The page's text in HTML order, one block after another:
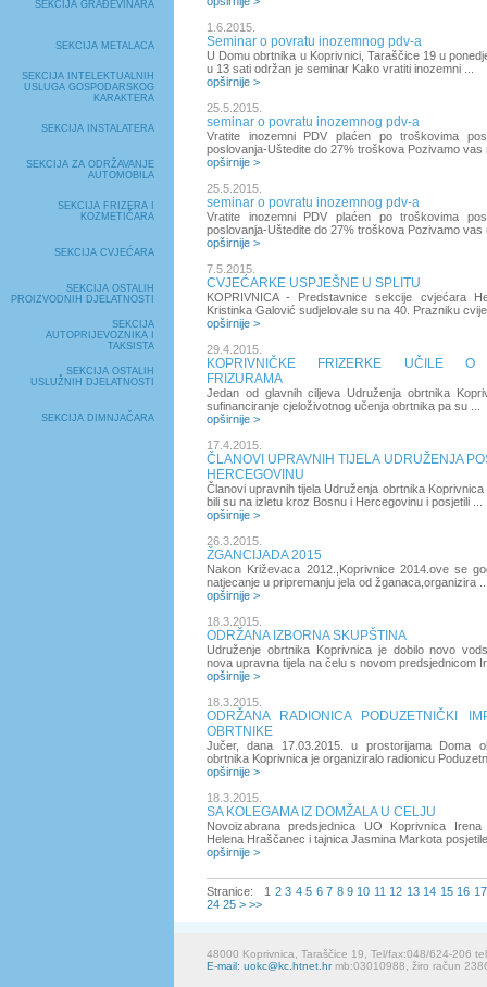
SEKCIJA GRAĐEVINARA
SEKCIJA METALACA
SEKCIJA INTELEKTUALNIH
USLUGA GOSPODARSKOG
KARAKTERA
SEKCIJA INSTALATERA
SEKCIJA ZA ODRŽAVANJE
AUTOMOBILA
SEKCIJA FRIZERA I
KOZMETIČARA
SEKCIJA CVJEĆARA
SEKCIJA OSTALIH
PROIZVODNIH DJELATNOSTI
SEKCIJA
AUTOPRIJEVOZNIKA I
TAKSISTA
SEKCIJA OSTALIH
USLUŽNIH DJELATNOSTI
SEKCIJA DIMNJAČARA
1.6.2015.
Seminar o povratu inozemnog pdv-a
U Domu obrtnika u Koprivnici, Taraščice 19 u
u 13 sati održan je seminar Kako vratiti inozemni ...
opširnije >
25.5.2015.
seminar o povratu inozemnog pdv-a
Vratite inozemni PDV plaćen po troškovima
poslovanja-Uštedite do 27% troškova Pozivamo vas
opširnije >
25.5.2015.
seminar o povratu inozemnog pdv-a
Vratite inozemni PDV plaćen po troškovima
poslovanja-Uštedite do 27% troškova Pozivamo vas
opširnije >
7.5.2015.
CVJEĆARKE USPJEŠNE U SPLITU
KOPRIVNICA - Predstavnice sekcije cvjećara
Kristinka Galović sudjelovale su na 40. Prazniku
opširnije >
29.4.2015.
KOPRIVNIČKE FRIZERKE UČILE O
FRIZURAMA
Jedan od glavnih ciljeva Udruženja obrtnika
sufinanciranje cjeloživotnog učenja obrtnika pa su ...
opširnije >
17.4.2015.
ČLANOVI UPRAVNIH TIJELA UDRUŽENJA
HERCEGOVINU
Članovi upravnih tijela Udruženja obrtnika
bili su na izletu kroz Bosnu i Hercegovinu i posjetili ...
opširnije >
26.3.2015.
ŽGANCIJADA 2015
Nakon Križevaca 2012.,Koprivnice 2014.ove se
natjecanje u pripremanju jela od žganaca,organizira
opširnije >
18.3.2015.
ODRŽANA IZBORNA SKUPŠTINA
Udruženje obrtnika Koprivnica je dobilo novo
nova upravna tijela na čelu s novom predsjednicom
opširnije >
18.3.2015.
ODRŽANA RADIONICA PODUZETNIČKI
OBRTNIKE
Jučer, dana 17.03.2015. u prostorijama Doma
obrtnika Koprivnica je organiziralo radionicu
opširnije >
18.3.2015.
SA KOLEGAMA IZ DOMŽALA U CELJU
Novoizabrana predsjednica UO Koprivnica Irena
Helena Hraščanec i tajnica Jasmina Markota
opširnije >
Stranice: 1 2 3 4 5 6 7 8 9 10 11 12 13 14 15 16 17
24 25 > >>
48000 Koprivnica, Taraščice 19, Tel/fax:048/624-206
E-mail: uokc@kc.htnet.hrmb:03010988, žiro račun